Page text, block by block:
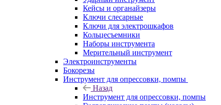
Кейсы и органайзеры
Ключи слесарные
Ключи для электрошкафов
Кольцесъемники
Наборы инструмента
Мерительный инструмент
Электроинструменты
Бокорезы
Инструмент для опрессовки, помпы
Назад
Инструмент для опрессовки, помпы